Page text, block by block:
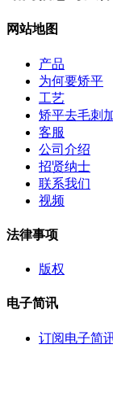
网站地图
产品
为何要矫平
工艺
矫平去毛刺
客服
公司介绍
招贤纳士
联系我们
视频
法律事项
版权
电子简讯
订阅电子简